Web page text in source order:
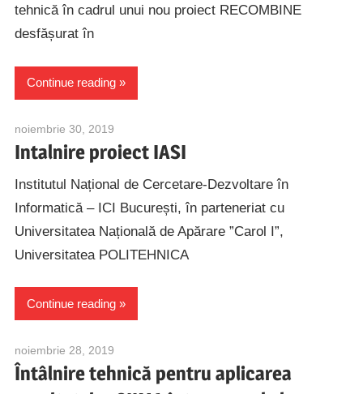
tehnică în cadrul unui nou proiect RECOMBINE
desfășurat în
Continue reading
noiembrie 30, 2019
Intalnire proiect IASI
Institutul Național de Cercetare-Dezvoltare în
Informatică – ICI București, în parteneriat cu
Universitatea Națională de Apărare ”Carol I”,
Universitatea POLITEHNICA
Continue reading
noiembrie 28, 2019
Întâlnire tehnică pentru aplicarea